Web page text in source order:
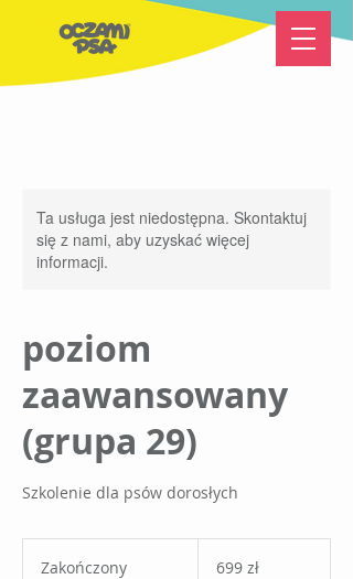
Ta usługa jest niedostępna. Skontaktuj
się z nami, aby uzyskać więcej
informacji.
poziom
zaawansowany
(grupa 29)
Szkolenie dla psów dorosłych
Zakończony
polskich
699 zł